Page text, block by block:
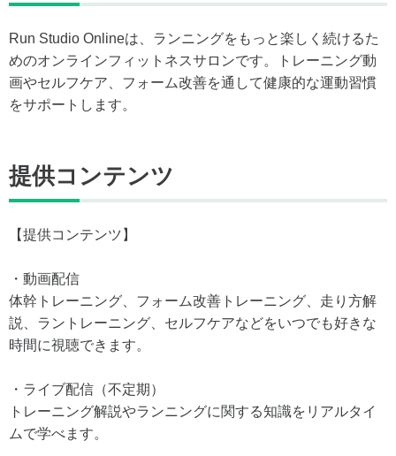
Run Studio Onlineは、ランニングをもっと楽しく続けるた
めのオンラインフィットネスサロンです。トレーニング動
画やセルフケア、フォーム改善を通して健康的な運動習慣
をサポートします。
提供コンテンツ
【提供コンテンツ】
・動画配信
体幹トレーニング、フォーム改善トレーニング、走り方解
説、ラントレーニング、セルフケアなどをいつでも好きな
時間に視聴できます。
・ライブ配信（不定期）
トレーニング解説やランニングに関する知識をリアルタイ
ムで学べます。